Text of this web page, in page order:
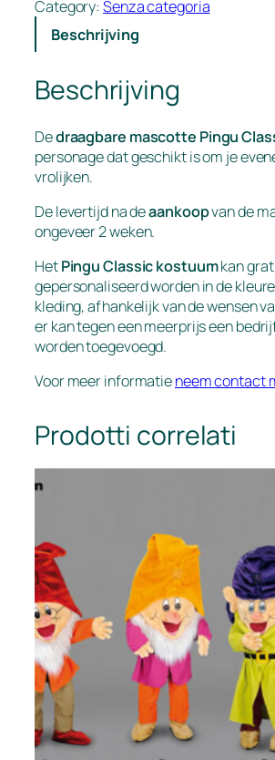
Category:Senza categoria
Beschrijving
Beschrijving
Dedraagbare mascotte Pingu
personage dat geschikt is om je
vrolijken.
De levertijd na deaankoopvan de
ongeveer 2 weken.
HetPingu Classic kostuumkan
gepersonaliseerd worden in de
kleding, afhankelijk van de wensen
er kan tegen een meerprijs een
worden toegevoegd.
Voor meer informatieneem contact
Prodotti correlati